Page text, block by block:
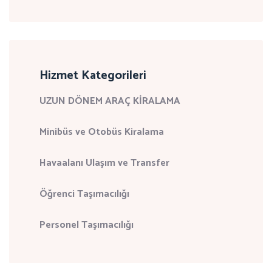
Hizmet Kategorileri
UZUN DÖNEM ARAÇ KİRALAMA
Minibüs ve Otobüs Kiralama
Havaalanı Ulaşım ve Transfer
Öğrenci Taşımacılığı
Personel Taşımacılığı